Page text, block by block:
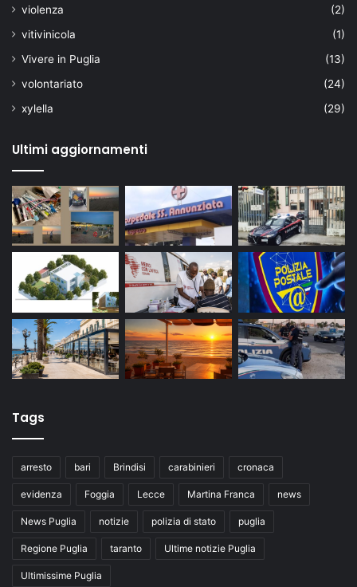
violenza
(2)
vitivinicola
(1)
Vivere in Puglia
(13)
volontariato
(24)
xylella
(29)
Ultimi aggiornamenti
Tags
arresto bari Brindisi carabinieri cronaca
evidenza Foggia Lecce Martina Franca news
News Puglia notizie polizia di stato puglia
Regione Puglia taranto Ultime notizie Puglia
Ultimissime Puglia